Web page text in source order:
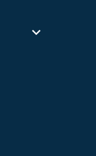
